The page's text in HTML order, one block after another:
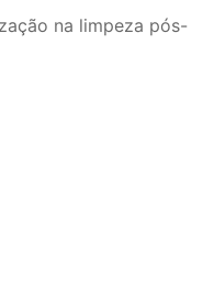
na limpeza pós-